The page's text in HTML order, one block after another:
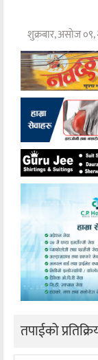
शुक्रबार, असोज
तपाईको